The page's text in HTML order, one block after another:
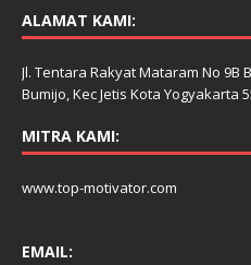
ALAMAT KAMI:
Jl. Tentara Rakyat Mataram No 9B
Bumijo, Kec Jetis Kota Yogyakarta
MITRA KAMI:
www.top-motivator.com
EMAIL: